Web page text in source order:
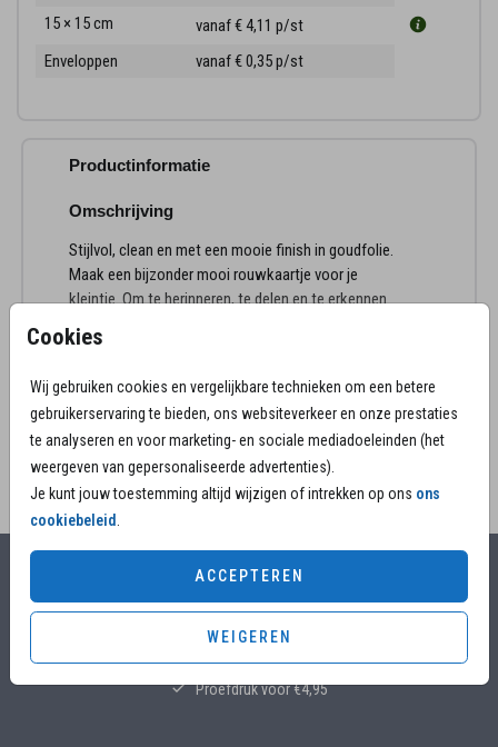
Cookies
Wij gebruiken cookies en vergelijkbare technieken om een betere
gebruikerservaring te bieden, ons websiteverkeer en onze prestaties
te analyseren en voor marketing- en sociale mediadoeleinden (het
weergeven van gepersonaliseerde advertenties).
Je kunt jouw toestemming altijd wijzigen of intrekken op ons ons
cookiebeleid.
ACCEPTEREN
WEIGEREN
15 × 15 cm
vanaf € 4,11 p/st
Enveloppen
vanaf € 0,35p/st
Productinformatie
Omschrijving
Stijlvol, clean en met een mooie finish in goudfolie.
Maak een bijzonder mooi rouwkaartje voor je
kleintje. Om te herinneren, te delen en te erkennen.
Belangrijk voor jullie, de opa's en oma's, familie en
vrienden.
Advies van de makers:
• Envelopkleur okergeel is een prachtige match
• De papiersoort linnen geeft diepte aan het
ontwerp.
Wil je het kaartje in een ander formaat? Heb je nog
Alles voor jouw moment
Voor 17.00 uur besteld, is vandaag nog in productie
Overleg met designers van de ontwerpstudio
Proefdruk voor €4,95